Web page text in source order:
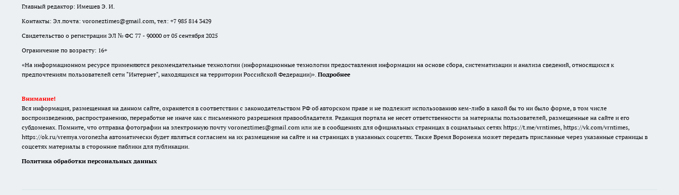
Главный редактор: Имешев Э. И.
Контакты: Эл.почта: voroneztimes@gmail.com, тел: +7 985 814 3429
Свидетельство о регистрации ЭЛ № ФС 77 - 90000 от 05 сентября 2025
Ограничение по возрасту: 16+
«На информационном ресурсе применяются рекомендательные технологии (информационные технологии предоставления информации на основе сбора, систематизации и анализа сведений, относящихся к
предпочтениям пользователей сети "Интернет", находящихся на территории Российской Федерации)». Подробнее
Внимание!
Вся информация, размещенная на данном сайте, охраняется в соответствии с законодательством РФ об авторском праве и не подлежит использованию кем-либо в какой бы то ни было форме, в том числе
воспроизведению, распространению, переработке не иначе как с письменного разрешения правообладателя. Редакция портала не несет ответственности за материалы пользователей, размещенные на сайте и его
субдоменах. Помните, что отправка фотографии на электронную почту voroneztimes@gmail.com или же в сообщениях для официальных страницах в социальных сетях https://t.me/vrntimes, https://vk.com/vrntimes,
https://ok.ru/vremya.voronezha автоматически будет являться согласием на их размещение на сайте и на страницах в указанных соцсетях. Также Время Воронежа может передать присланные через указанные страницы в
соцсетях материалы в сторонние паблики для публикации.
Политика обработки персональных данных